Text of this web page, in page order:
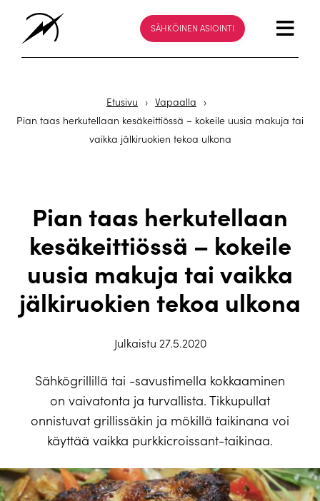
SÄHKÖINEN ASIOINTI
Etusivu › Vapaalla
›
Pian taas herkutellaan kesäkeittiössä – kokeile uusia makuja tai
vaikka jälkiruokien tekoa ulkona
Pian taas herkutellaan
kesäkeittiössä – kokeile
uusia makuja tai vaikka
jälkiruokien tekoa ulkona
Julkaistu 27.5.2020
Sähkögrillillä tai -savustimella kokkaaminen
on vaivatonta ja turvallista. Tikkupullat
onnistuvat grillissäkin ja mökillä taikinana voi
käyttää vaikka purkkicroissant-taikinaa.